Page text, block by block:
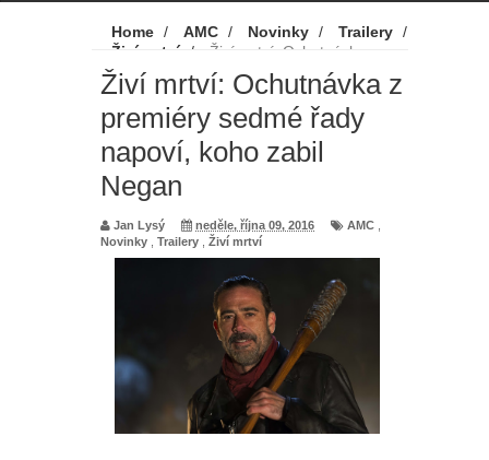
Home / AMC / Novinky / Trailery /
Živí mrtví
/
Živí mrtví: Ochutnávka z
premiéry sedmé řady napoví, koho zabil
Negan
Živí mrtví: Ochutnávka z
premiéry sedmé řady
napoví, koho zabil
Negan
Jan Lysý neděle, října 09, 2016 AMC
Novinky
Trailery Živí mrtví